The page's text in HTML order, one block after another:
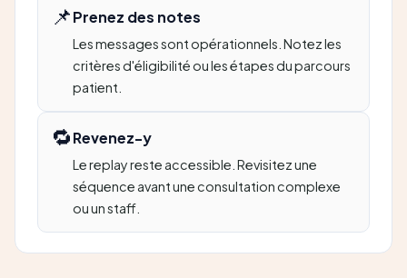
📌Prenez des notes
Les messages sont opérationnels. Notez les
critères d'éligibilité ou les étapes du parcours
patient.
🔁Revenez-y
Le replay reste accessible. Revisitez une
séquence avant une consultation complexe
ou un staff.